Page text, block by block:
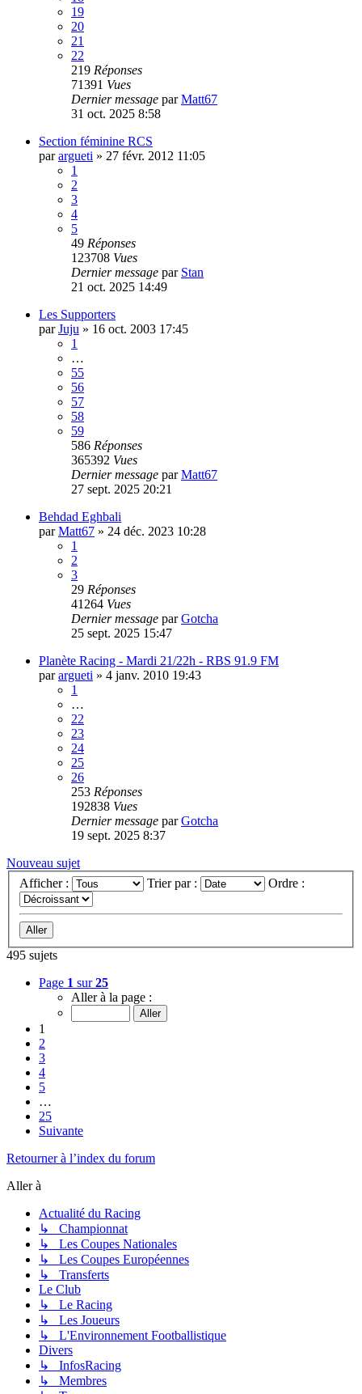
19
20
21
22
219 Réponses
71391 Vues
Dernier message parMatt67
31 oct. 2025 8:58
Section féminine RCS
parargueti » 27 févr. 2012 11:05
1
2
3
4
5
49 Réponses
123708 Vues
Dernier message par Stan
21 oct. 2025 14:49
Les Supporters
parJuju » 16 oct. 2003 17:45
1
…
55
56
57
58
59
586 Réponses
365392 Vues
Dernier message parMatt67
27 sept. 2025 20:21
Behdad Eghbali
parMatt67 » 24 déc. 2023 10:28
1
2
3
29 Réponses
41264 Vues
Dernier message parGotcha
25 sept. 2025 15:47
Planète Racing - Mardi 21/22h - RBS 91.9 FM
parargueti » 4 janv. 2010 19:43
1
…
22
23
24
25
26
253 Réponses
192838 Vues
Dernier message parGotcha
19 sept. 2025 8:37
Nouveau sujet
Afficher :
Trier par : Ordre :
495 sujets
Page 1 sur25
Aller à la page :
1
2
3
4
5
…
25
Suivante
Retourner à l’index du forum
Aller à
Actualité du Racing
↳ Championnat
↳ Les Coupes Nationales
↳ Les Coupes Européennes
↳ Transferts
Le Club
↳ Le Racing
↳ Les Joueurs
↳ L'Environnement Footballistique
Divers
↳ InfosRacing
↳ Membres